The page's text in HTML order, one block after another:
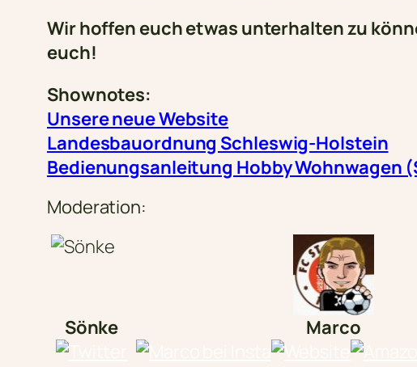
Wir hoffen euch etwas unterhalten zu
euch!
Shownotes:
Unsere neue Website
Landesbauordnung Schleswig-Holstein
Bedienungsanleitung Hobby Wohnwagen
Moderation:
Sönke Marco